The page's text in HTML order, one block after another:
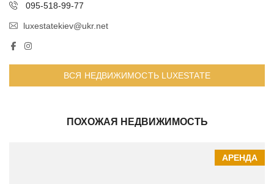
095-518-99-77
luxestatekiev@ukr.net
ВСЯ НЕДВИЖИМОСТЬ LUXESTATE
ПОХОЖАЯ НЕДВИЖИМОСТЬ
АРЕНДА